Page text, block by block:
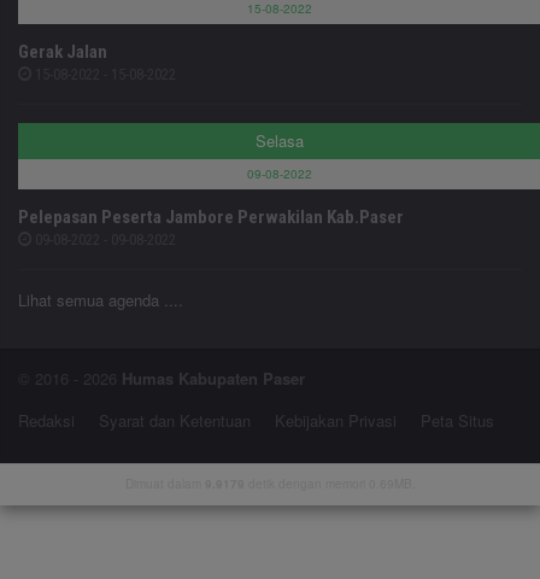
15-08-2022
Gerak Jalan
Selasa
09-08-2022
Pelepasan Peserta Jambore Perwakilan Kab.Paser
Lihat semua agenda ....
© 2016 - 2026 Humas Kabupaten Paser
Redaksi
Syarat dan Ketentuan Kebijakan Privasi Peta Situs